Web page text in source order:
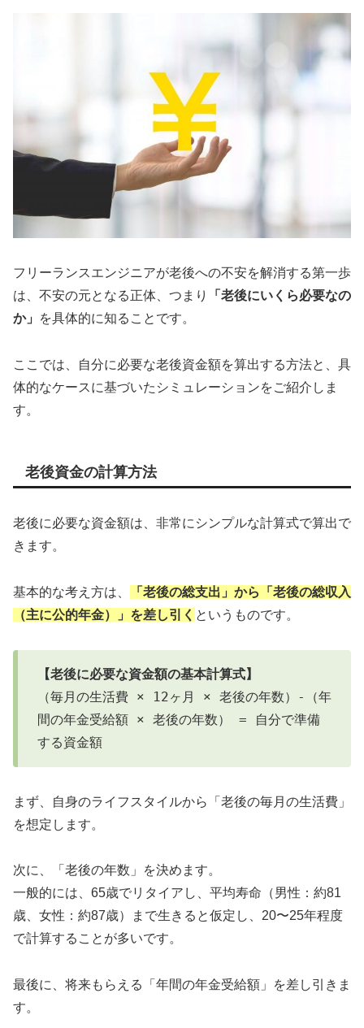
フリーランスエンジニアが老後への不安を解消する第一歩
は、不安の元となる正体、つまり
「老後にいくら必要なの
か」
を具体的に知ることです。
ここでは、自分に必要な老後資金額を算出する方法と、具
体的なケースに基づいたシミュレーションをご紹介しま
す。
老後資金の計算方法
老後に必要な資金額は、非常にシンプルな計算式で算出で
きます。
基本的な考え方は、
「老後の総支出」から「老後の総収入
（主に公的年金）」を差し引く というものです。
【老後に必要な資金額の基本計算式】
（毎月の生活費 × 12ヶ月 × 老後の年数）-（年
間の年金受給額 × 老後の年数） = 自分で準備
する資金額
まず、自身のライフスタイルから「老後の毎月の生活費」
を想定します。
次に、「老後の年数」を決めます。
一般的には、65歳でリタイアし、平均寿命（男性：約81
歳、女性：約87歳）まで生きると仮定し、20〜25年程度
で計算することが多いです。
最後に、将来もらえる「年間の年金受給額」を差し引きま
す。